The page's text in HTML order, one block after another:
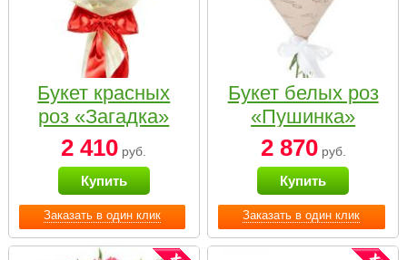
Заказать в один клик
Букет красных
роз «Загадка»
2 410 руб.
Купить
Заказать в один клик
Букет белых роз
«Пушинка»
2 870руб.
Купить